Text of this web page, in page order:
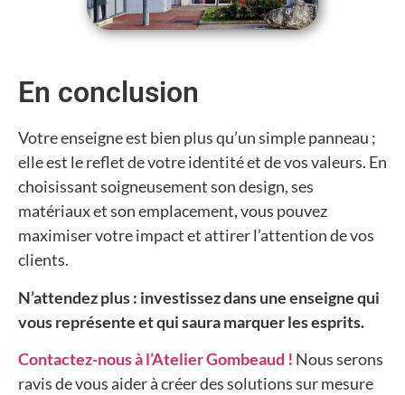
En conclusion
Votre enseigne est bien plus qu’un simple panneau ;
elle est le reflet de votre identité et de vos valeurs. En
choisissant soigneusement son design, ses
matériaux et son emplacement, vous pouvez
maximiser votre impact et attirer l’attention de vos
clients.
N’attendez plus : investissez dans une enseigne qui
vous représente et qui saura marquer les esprits.
Contactez-nous à l’Atelier Gombeaud ! Nous serons
ravis de vous aider à créer des solutions sur mesure